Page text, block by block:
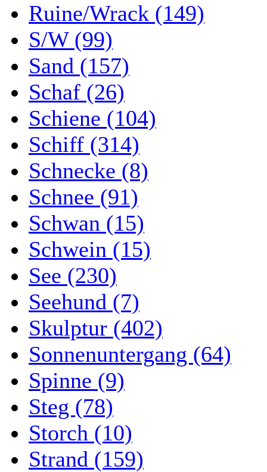
Ruine/Wrack (149)
S/W (99)
Sand (157)
Schaf (26)
Schiene (104)
Schiff (314)
Schnecke (8)
Schnee (91)
Schwan (15)
Schwein (15)
See (230)
Seehund (7)
Skulptur (402)
Sonnenuntergang (64)
Spinne (9)
Steg (78)
Storch (10)
Strand (159)